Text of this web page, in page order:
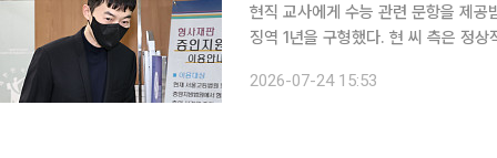
현직 교사에게 수능 관련 문항을 제공
징역 1년을 구형했다. 현 씨 측은 정
된 현 씨 등에 대한 결심공판을 열었
2026-07-24 15:53